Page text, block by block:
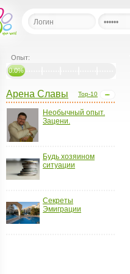
друзей
Опыт:
0.0%
Top-10
Арена Славы
Необычный опыт.
Зацени.
Будь хозяином
ситуации
Секреты
Эмиграции